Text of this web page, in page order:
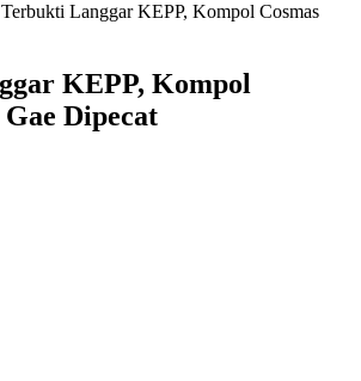
Terbukti Langgar KEPP, Kompol Cosmas
KEPP, Kompol
Dipecat